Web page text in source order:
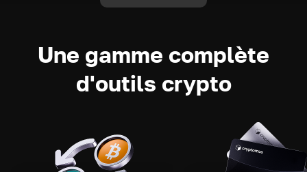
Une gamme complète
d'outils crypto